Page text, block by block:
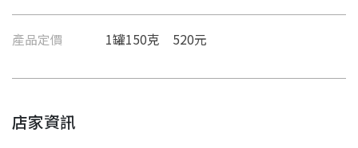
產品定價 1罐150克 520元
店家資訊